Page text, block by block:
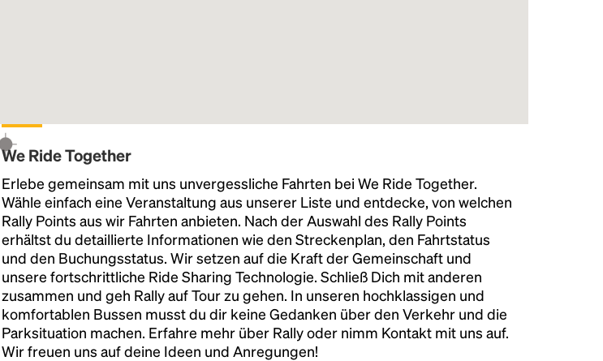
We Ride Together
Erlebe gemeinsam mit uns unvergessliche Fahrten bei We Ride Together.
Wähle einfach eine Veranstaltung aus unserer Liste und entdecke, von welchen
Rally Points aus wir Fahrten anbieten. Nach der Auswahl des Rally Points
erhältst du detaillierte Informationen wie den Streckenplan, den Fahrtstatus
und den Buchungsstatus. Wir setzen auf die Kraft der Gemeinschaft und
unsere fortschrittliche Ride Sharing Technologie. Schließ Dich mit anderen
zusammen und geh Rally auf Tour zu gehen. In unseren hochklassigen und
komfortablen Bussen musst du dir keine Gedanken über den Verkehr und die
Parksituation machen. Erfahre mehr über Rally oder nimm Kontakt mit uns auf.
Wir freuen uns auf deine Ideen und Anregungen!